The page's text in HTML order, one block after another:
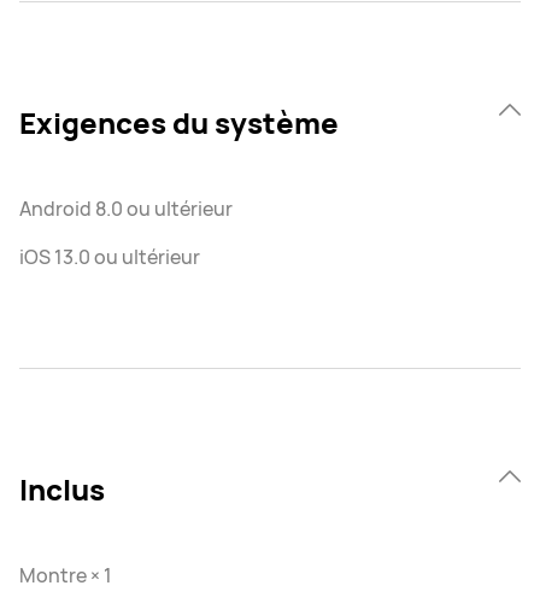
Exigences du système
Android 8.0 ou ultérieur
iOS 13.0 ou ultérieur
Inclus
Montre × 1